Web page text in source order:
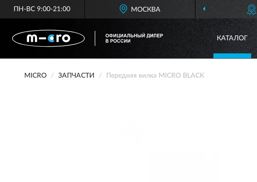
ПН-ВС 9:00-21:00 МОСКВА
КАТАЛОГ
MICRO ЗАПЧАСТИ Передняя вилка MICRO BLACK